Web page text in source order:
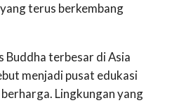
terus berkembang
Buddha terbesar di Asia
menjadi pusat edukasi
Lingkungan yang